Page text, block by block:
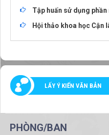
Tập huấn sử dụng
Hội thảo khoa học
LẤY Ý KIẾN VĂN BẢN
PHÒNG/BAN